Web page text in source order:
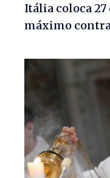
Itália coloca
máximo